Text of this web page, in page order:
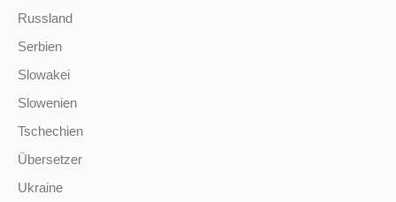
Russland
Serbien
Slowakei
Slowenien
Tschechien
Übersetzer
Ukraine